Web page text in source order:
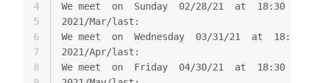
We meet  on  Sunday  02/28/21  at  18:30
2021/Mar/last:
We meet  on  Wednesday  03/31/21  at  18:30
2021/Apr/last:
We meet  on  Friday  04/30/21  at  18:30
4
5
6
7
8